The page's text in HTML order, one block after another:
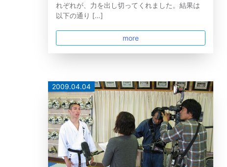
れぞれが、力を出し切ってくれました。結果は
以下の通り […]
more
2009.04.04